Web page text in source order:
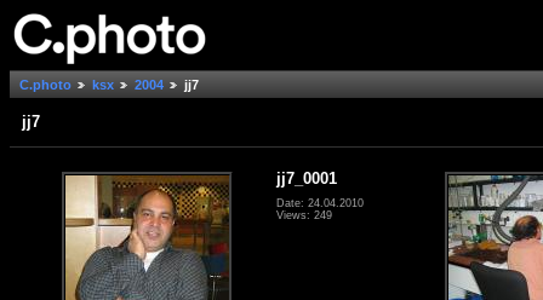
C.photo ksx 2004 jj7
jj7
jj7_0001
Date: 24.04.2010
Views: 249